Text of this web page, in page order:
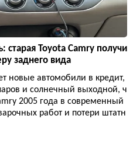
старая Toyota Camry получи
заднего вида
новые автомобили в кредит,
и солнечный выходной, ч
2005 года в современный
работ и потери штатн